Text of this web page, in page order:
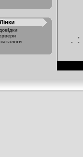
Лінки
.: